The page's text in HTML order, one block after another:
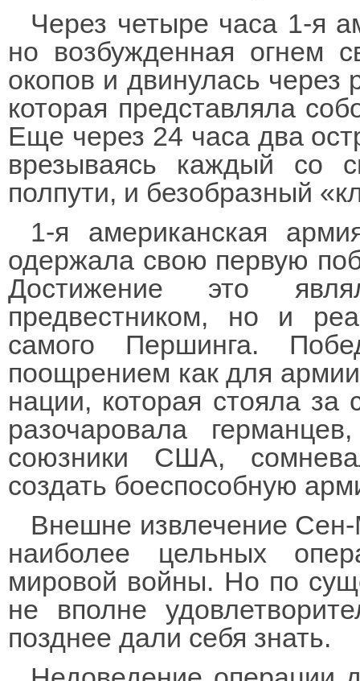
Через четыре часа 1-я
но возбужденная огнем
окопов и двинулась
которая представляла
Еще через 24 часа два
врезываясь каждый со
полпути, и безобразный
1-я американская
одержала свою первую
Достижение это
предвестником, но и
самого Першинга.
поощрением как для
нации, которая стояла
разочаровала
союзники США,
создать боеспособную
Внешне извлечение
наиболее цельных
мировой войны. Но по
не вполне
позднее дали себя знать.